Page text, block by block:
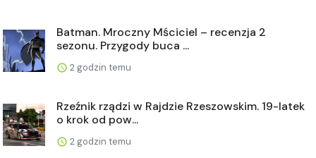
Batman. Mroczny Mściciel – recenzja 2
sezonu. Przygody buca ...
2 godzin temu
Rzeźnik rządzi w Rajdzie Rzeszowskim. 19-latek
o krok od pow...
2 godzin temu